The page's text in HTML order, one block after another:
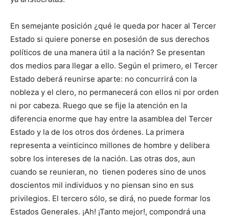
En semejante posición ¿qué le queda por hacer al Tercer
Estado si quiere ponerse en posesión de sus derechos
políticos de una manera útil a la nación? Se presentan
dos medios para llegar a ello. Según el primero, el Tercer
Estado deberá reunirse aparte: no concurrirá con la
nobleza y el clero, no permanecerá con ellos ni por orden
ni por cabeza. Ruego que se fije la atención en la
diferencia enorme que hay entre la asamblea del Tercer
Estado y la de los otros dos órdenes. La primera
representa a veinticinco millones de hombre y delibera
sobre los intereses de la nación. Las otras dos, aun
cuando se reunieran, no tienen poderes sino de unos
doscientos mil individuos y no piensan sino en sus
privilegios. El tercero sólo, se dirá, no puede formar los
Estados Generales. ¡Ah! ¡Tanto mejor!, compondrá una